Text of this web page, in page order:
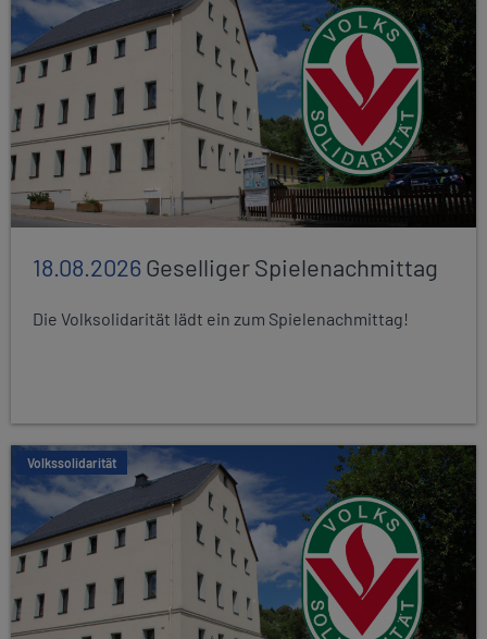
18.08.2026Geselliger Spielenachmittag
Die Volksolidarität lädt ein zum Spielenachmittag!
Volkssolidarität